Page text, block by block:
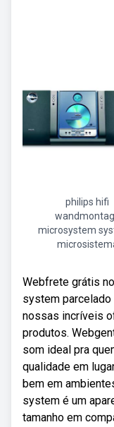
philips hifi
microsystem
Webfrete grátis
system
nossas incríveis
produtos.
som ideal pra
qualidade em
bem em
system é um
tamanho em